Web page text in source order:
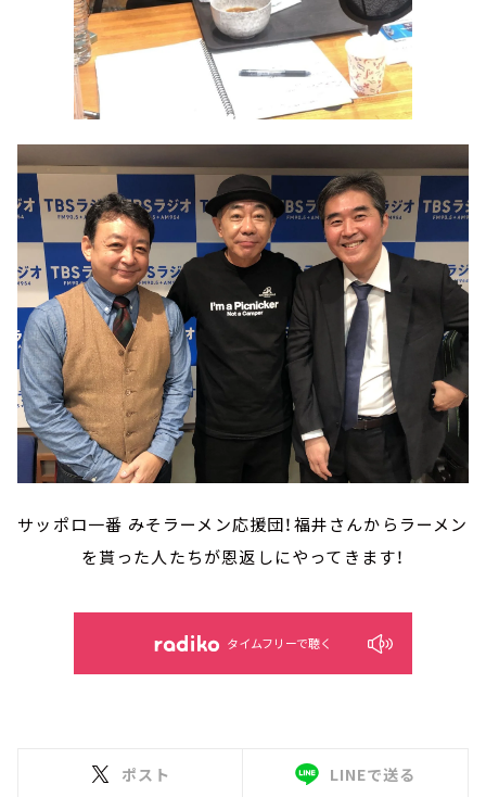
サッポロ一番 みそラーメン応援団！福井さんからラーメン
を貰った人たちが恩返しにやってきます！
タイムフリーで聴く
ポスト LINEで送る